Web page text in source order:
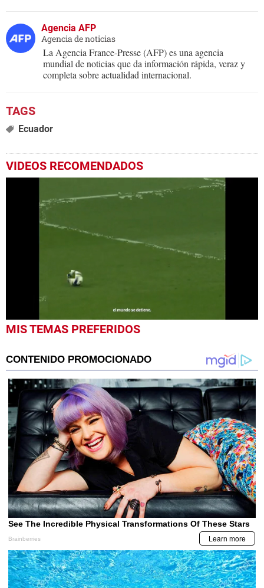
Agencia AFP
Agencia de noticias
La Agencia France-Presse (AFP) es una agencia
mundial de noticias que da información rápida, veraz y
completa sobre actualidad internacional.
Ecuador
VIDEOS RECOMENDADOS
0
seconds
minute,
2
seconds
MIS TEMAS PREFERIDOS